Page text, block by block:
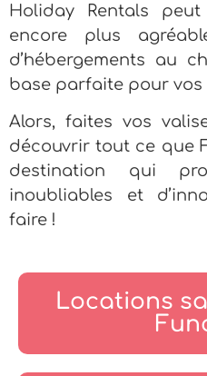
Holiday Rentals peut
encore plus
d’hébergements au
base parfaite pour vos
Alors, faites vos
découvrir tout ce que
destination qui
inoubliables et
faire !
Locations